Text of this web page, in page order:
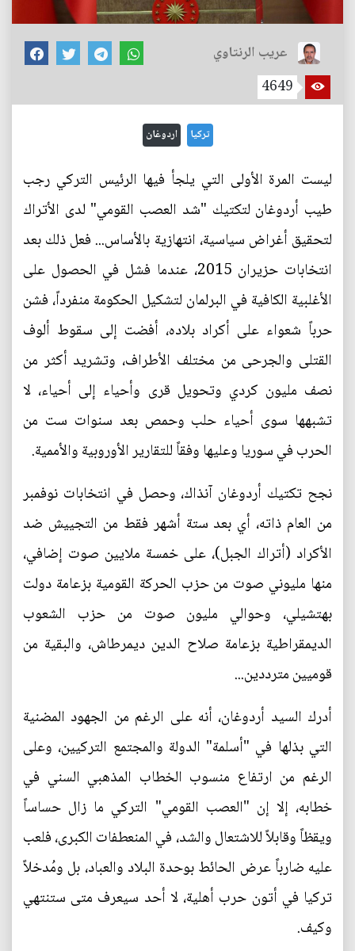
عريب الرنتاوي
4649
تركيا اردوغان
ليست المرة الأولى التي يلجأ فيها الرئيس التركي رجب
طيب أردوغان لتكتيك "شد العصب القومي" لدى الأتراك
لتحقيق أغراض سياسية، انتهازية بالأساس... فعل ذلك بعد
انتخابات حزيران 2015، عندما فشل في الحصول على
الأغلبية الكافية في البرلمان لتشكيل الحكومة منفرداً، فشن
حرباً شعواء على أكراد بلاده، أفضت إلى سقوط ألوف
القتلى والجرحى من مختلف الأطراف، وتشريد أكثر من
نصف مليون كردي وتحويل قرى وأحياء إلى أحياء، لا
تشبهها سوى أحياء حلب وحمص بعد سنوات ست من
الحرب في سوريا وعليها وفقاً للتقارير الأوروبية والأممية.
نجح تكتيك أردوغان آنذاك، وحصل في انتخابات نوفمبر
من العام ذاته، أي بعد ستة أشهر فقط من التجييش ضد
الأكراد (أتراك الجبل)، على خمسة ملايين صوت إضافي،
منها مليوني صوت من حزب الحركة القومية بزعامة دولت
بهتشيلي، وحوالي مليون صوت من حزب الشعوب
الديمقراطية بزعامة صلاح الدين ديمرطاش، والبقية من
قوميين مترددين...
أدرك السيد أردوغان، أنه على الرغم من الجهود المضنية
التي بذلها في "أسلمة" الدولة والمجتمع التركيين، وعلى
الرغم من ارتفاع منسوب الخطاب المذهبي السني في
خطابه، إلا إن "العصب القومي" التركي ما زال حساساً
ويقظاً وقابلاً للاشتعال والشد، في المنعطفات الكبرى، فلعب
عليه ضارباً عرض الحائط بوحدة البلاد والعباد، بل ومُدخلاً
تركيا في أتون حرب أهلية، لا أحد سيعرف متى ستنتهي
وكيف.